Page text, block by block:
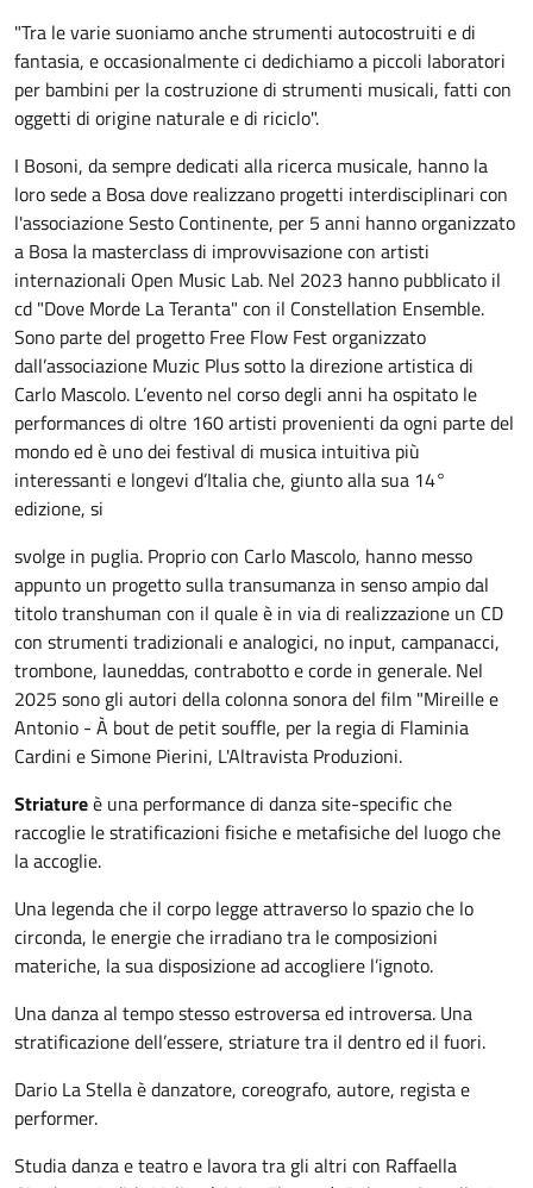
"Tra le varie suoniamo anche strumenti autocostruiti e di
fantasia, e occasionalmente ci dedichiamo a piccoli laboratori
per bambini per la costruzione di strumenti musicali, fatti con
oggetti di origine naturale e di riciclo".
I Bosoni, da sempre dedicati alla ricerca musicale, hanno la
loro sede a Bosa dove realizzano progetti interdisciplinari con
l'associazione Sesto Continente, per 5 anni hanno organizzato
a Bosa la masterclass di improvvisazione con artisti
internazionali Open Music Lab. Nel 2023 hanno pubblicato il
cd "Dove Morde La Teranta" con il Constellation Ensemble.
Sono parte del progetto Free Flow Fest organizzato
dall’associazione Muzic Plus sotto la direzione artistica di
Carlo Mascolo. L’evento nel corso degli anni ha ospitato le
performances di oltre 160 artisti provenienti da ogni parte del
mondo ed è uno dei festival di musica intuitiva più
interessanti e longevi d’Italia che, giunto alla sua 14°
edizione, si
svolge in puglia. Proprio con Carlo Mascolo, hanno messo
appunto un progetto sulla transumanza in senso ampio dal
titolo transhuman con il quale è in via di realizzazione un CD
con strumenti tradizionali e analogici, no input, campanacci,
trombone, launeddas, contrabotto e corde in generale. Nel
2025 sono gli autori della colonna sonora del film "Mireille e
Antonio - À bout de petit souffle, per la regia di Flaminia
Cardini e Simone Pierini, L'Altravista Produzioni.
Striatureè una performance di danza site-specific che
raccoglie le stratificazioni fisiche e metafisiche del luogo che
la accoglie.
Una legenda che il corpo legge attraverso lo spazio che lo
circonda, le energie che irradiano tra le composizioni
materiche, la sua disposizione ad accogliere l’ignoto.
Una danza al tempo stesso estroversa ed introversa. Una
stratificazione dell’essere, striature tra il dentro ed il fuori.
Dario La Stella è danzatore, coreografo, autore, regista e
performer.
Studia danza e teatro e lavora tra gli altri con Raffaella